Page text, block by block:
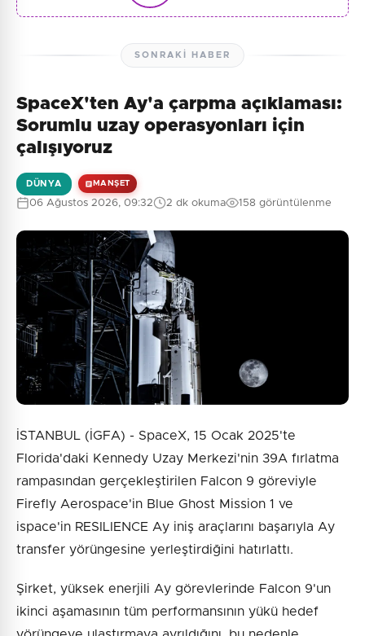
SONRAKI HABER
SpaceX'ten Ay'a çarpma açıklaması:
Sorumlu uzay operasyonları için
çalışıyoruz
DÜNYA MANŞET
06 Ağustos 2026, 09:32 2 dk okuma 158 görüntülenme
İSTANBUL (İGFA) - SpaceX, 15 Ocak 2025'te
Florida'daki Kennedy Uzay Merkezi'nin 39A fırlatma
rampasından gerçekleştirilen Falcon 9 göreviyle
Firefly Aerospace'in Blue Ghost Mission 1 ve
ispace'in RESILIENCE Ay iniş araçlarını başarıyla Ay
transfer yörüngesine yerleştirdiğini hatırlattı.
Şirket, yüksek enerjili Ay görevlerinde Falcon 9'un
ikinci aşamasının tüm performansının yükü hedef